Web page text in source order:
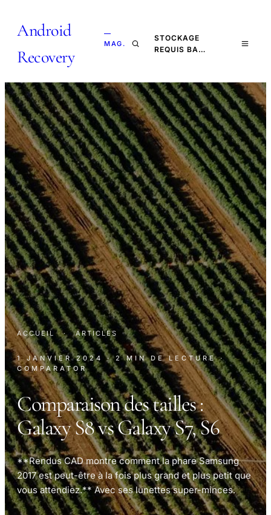
Android
Recovery
—
MAG.
STOCKAGE
REQUIS BA…
ACCUEIL · ARTICLES
1 JANVIER 2024 · 2 MIN DE LECTURE ·
COMPARATOR
Comparaison des tailles :
Galaxy S8 vs Galaxy S7, S6
**Rendus CAD montre comment la phare Samsung
2017 est peut-être à la fois plus grand et plus petit que
vous attendiez.** Avec ses lunettes super-minces.